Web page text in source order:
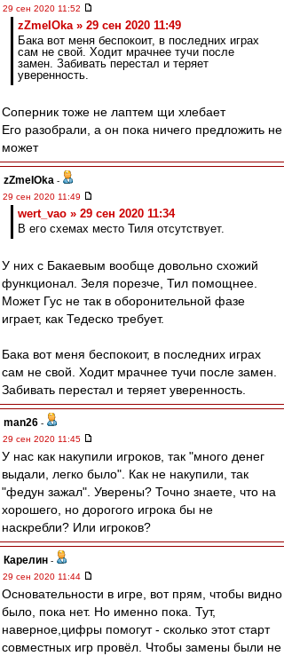
29 сен 2020 11:52
zZmeIOka » 29 сен 2020 11:49
Бака вот меня беспокоит, в последних играх
сам не свой. Ходит мрачнее тучи после
замен. Забивать перестал и теряет
уверенность.
Соперник тоже не лаптем щи хлебает
Его разобрали, а он пока ничего предложить не
может
zZmeIOka -
29 сен 2020 11:49
wert_vao » 29 сен 2020 11:34
В его схемах место Тиля отсутствует.
У них с Бакаевым вообще довольно схожий
функционал. Зеля порезче, Тил помощнее.
Может Гус не так в оборонительной фазе
играет, как Тедеско требует.
Бака вот меня беспокоит, в последних играх
сам не свой. Ходит мрачнее тучи после замен.
Забивать перестал и теряет уверенность.
man26 -
29 сен 2020 11:45
У нас как накупили игроков, так "много денег
выдали, легко было". Как не накупили, так
"федун зажал". Уверены? Точно знаете, что на
хорошего, но дорогого игрока бы не
наскребли? Или игроков?
Карелин -
29 сен 2020 11:44
Основательности в игре, вот прям, чтобы видно
было, пока нет. Но именно пока. Тут,
наверное,цифры помогут - сколько этот старт
совместных игр провёл. Чтобы замены были не